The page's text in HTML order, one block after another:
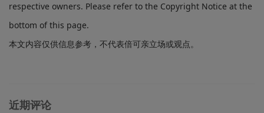
respective owners. Please refer to the Copyright Notice at the
bottom of this page.
本文内容仅供信息参考，不代表倍可亲立场或观点。
近期评论